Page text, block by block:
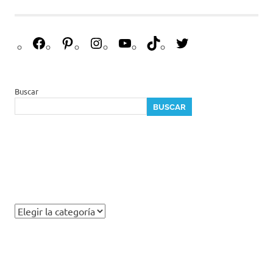
F
b
o
P
e
r
I
a
g
Y
u
b
T
o
k
t
e
Buscar
BUSCAR
C